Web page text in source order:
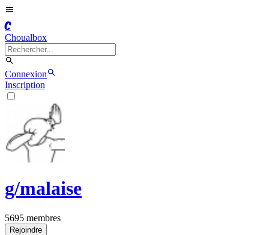
C
Choualbox
Connexion
Inscription
g/malaise
5695 membres
Rejoindre